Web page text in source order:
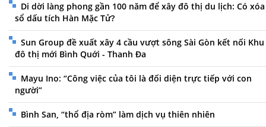
Di dời làng phong gần 100 năm để xây đô thị du lịch: Có xóa
sổ dấu tích Hàn Mặc Tử?
Sun Group đề xuất xây 4 cầu vượt sông Sài Gòn kết nối Khu
đô thị mới Bình Quới - Thanh Đa
Mayu Ino: “Công việc của tôi là đối diện trực tiếp với con
người”
Bình San, “thổ địa ròm” làm dịch vụ thiên nhiên